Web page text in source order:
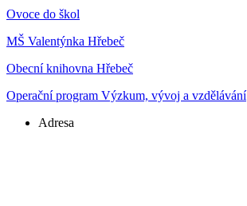
Ovoce do škol
MŠ Valentýnka Hřebeč
Obecní knihovna Hřebeč
Operační program Výzkum, vývoj a vzdělávání
Adresa